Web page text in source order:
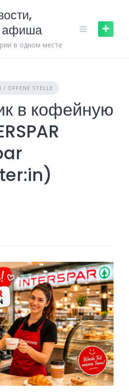
афиша
в одном месте
STELLE
в кофейную